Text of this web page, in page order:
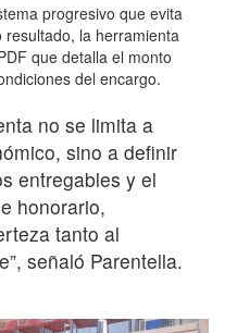
progresivo que evita
la herramienta
que detalla el monto
del encargo.
no se limita a
sino a definir
entregables y el
honorario,
tanto al
señaló Parentella.